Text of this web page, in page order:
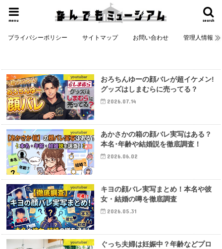
search
menu
プライバシーポリシー サイトマップ お問い合わせ 管理人情報
youtuber
おろちんゆーの顔バレが超イケメン!
グッズはしまむらに売ってる？
2026.07.14
youtuber
あかさかの箱の顔バレ実写はある？
本名･年齢や結婚説を徹底調査！
2026.06.02
youtuber
キヨの顔バレ実写まとめ！本名や彼
女・結婚の噂を徹底調査
2026.05.31
youtuber
ぐっち夫婦は妊娠中？年齢などプロ